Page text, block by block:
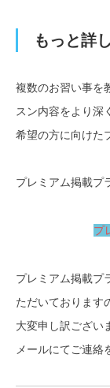
もっと詳
複数のお習い事を
スン内容をより深
希望の方に向けた
プレミアム掲載プ
プ
プレミアム掲載プ
ただいております
大変申し訳ござい
メールにてご連絡